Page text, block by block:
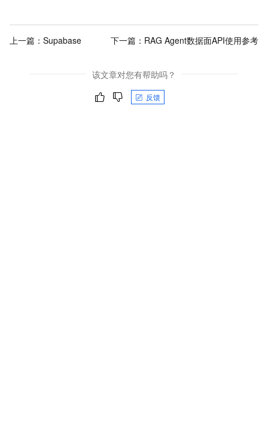
上一篇： Supabase 下一篇： RAG Agent数据面API使用参考
该文章对您有帮助吗？
反馈